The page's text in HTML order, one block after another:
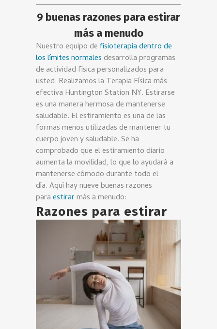
9 buenas razones para estirar
más a menudo
Nuestro equipo defisioterapia dentro de
los límites normalesdesarrolla programas
de actividad física personalizados para
usted. Realizamos la Terapia Física más
efectiva Huntington Station NY. Estirarse
es una manera hermosa de mantenerse
saludable. El estiramiento es una de las
formas menos utilizadas de mantener tu
cuerpo joven y saludable. Se ha
comprobado que el estiramiento diario
aumenta la movilidad, lo que lo ayudará a
mantenerse cómodo durante todo el
día. Aquí hay nueve buenas razones
paraestirarmás a menudo:
Razones para estirar